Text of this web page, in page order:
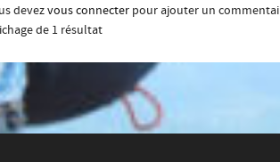
devezvous connecter pour ajouter un
de 1 résultat